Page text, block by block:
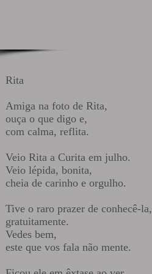
Rita
Amiga na foto de Rita,
ouça o que digo e,
com calma, reflita.
Veio Rita a Curita em julho.
Veio lépida, bonita,
cheia de carinho e orgulho.
Tive o raro prazer de conhecê-la,
gratuitamente.
Vedes bem,
este que vos fala não mente.